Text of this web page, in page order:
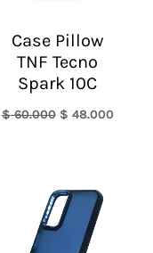
Case Pillow
TNF Tecno
Spark 10C
$60.000 $ 48.000